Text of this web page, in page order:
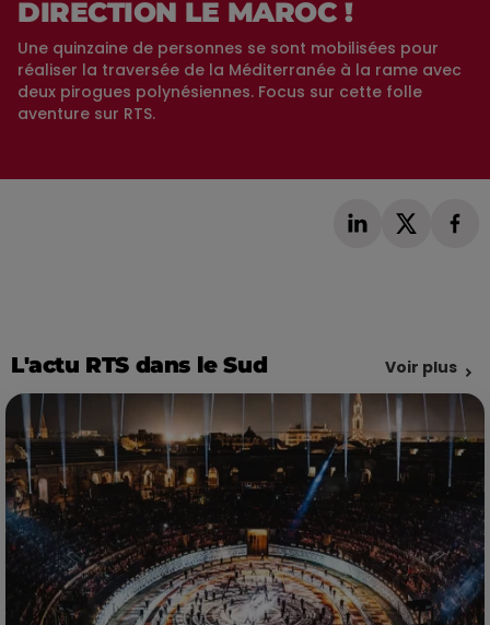
DIRECTION LE MAROC !
Une quinzaine de personnes se sont mobilisées pour
réaliser la traversée de la Méditerranée à la rame avec
deux pirogues polynésiennes. Focus sur cette folle
aventure sur RTS.
L'actu RTS dans le Sud Voir plus